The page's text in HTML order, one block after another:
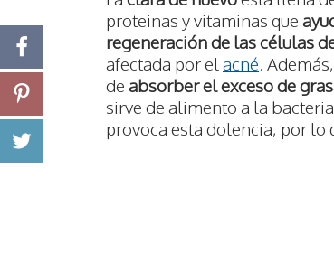
proteinas y vitaminas que
regeneración de las células
afectada por el acné.
de absorber el exceso de
sirve de alimento a la
provoca esta dolencia, por lo